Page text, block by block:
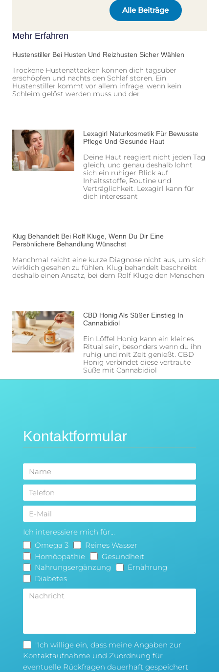
Alle Beiträge
Mehr Erfahren
Hustenstiller Bei Husten Und Reizhusten Sicher Wählen
Trockene Hustenattacken können dich tagsüber
erschöpfen und nachts den Schlaf stören. Ein
Hustenstiller kommt vor allem infrage, wenn kein
Schleim gelöst werden muss und der
Lexagirl Naturkosmetik Für Bewusste
Pflege Und Gesunde Haut
Deine Haut reagiert nicht jeden Tag
gleich, und genau deshalb lohnt
sich ein ruhiger Blick auf
Inhaltsstoffe, Routine und
Verträglichkeit. Lexagirl kann für
dich interessant
Klug Behandelt Bei Rolf Kluge, Wenn Du Dir Eine
Persönlichere Behandlung Wünschst
Manchmal reicht eine kurze Diagnose nicht aus, um sich
wirklich gesehen zu fühlen. Klug behandelt beschreibt
deshalb einen Ansatz, bei dem Rolf Kluge den Menschen
CBD Honig Als Süßer Einstieg In
Cannabidiol
Ein Löffel Honig kann ein kleines
Ritual sein, besonders wenn du ihn
ruhig und mit Zeit genießt. CBD
Honig verbindet diese vertraute
Süße mit Cannabidiol
Kontaktformular
Ich interessiere mich für...
Omega 3
Reines Wasser
Homöopathie
Gesundheit
Nahrungsergänzung
Ernährung
Diabetes
"Ich willige ein, dass meine Angaben zur
Kontaktaufnahme und Zuordnung für
eventuelle Rückfragen dauerhaft gespeichert